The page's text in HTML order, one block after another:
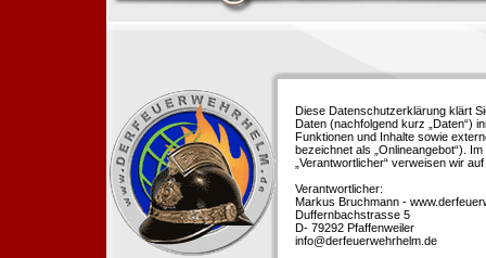
Diese Datenschutzerklärung klärt
Daten (nachfolgend kurz „Daten“)
Funktionen und Inhalte sowie
bezeichnet als „Onlineangebot“).
„Verantwortlicher“ verweisen wir
Verantwortlicher:
Markus Bruchmann -
Duffernbachstrasse 5
D- 79292 Pfaffenweiler
info@derfeuerwehrhelm.de